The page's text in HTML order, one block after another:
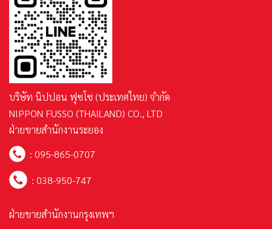
บริษัท นิปปอน ฟุซโซ (ประเทศไทย) จำกัด
NIPPON FUSSO (THAILAND) CO., LTD
ฝ่ายขายสำนักงานระยอง
:095-865-0707
: 038-950-747
ฝ่ายขายสำนักงานกรุงเทพฯ